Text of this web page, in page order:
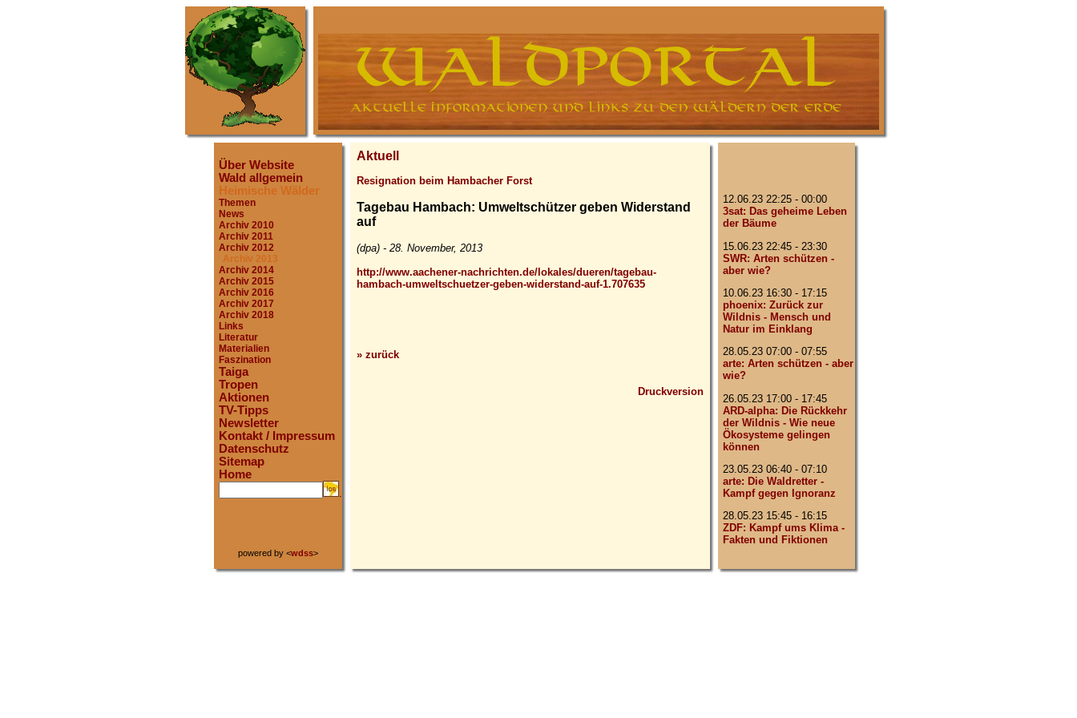
Über Website
Wald allgemein
Heimische Wälder
Themen
News
Archiv 2010
Archiv 2011
Archiv 2012
Archiv 2013
Archiv 2014
Archiv 2015
Archiv 2016
Archiv 2017
Archiv 2018
Links
Literatur
Materialien
Faszination
Taiga
Tropen
Aktionen
TV-Tipps
Newsletter
Kontakt / Impressum
Datenschutz
Sitemap
Home
.
powered by <wdss>
Aktuell
Resignation beim Hambacher Forst
Tagebau Hambach: Umweltschützer geben Widerstand
auf
(dpa) - 28. November, 2013
http://www.aachener-nachrichten.de/lokales/dueren/tagebau-
hambach-umweltschuetzer-geben-widerstand-auf-1.707635
» zurück
Druckversion
12.06.23 22:25 - 00:00
3sat: Das geheime Leben
der Bäume
15.06.23 22:45 - 23:30
SWR: Arten schützen -
aber wie?
10.06.23 16:30 - 17:15
phoenix: Zurück zur
Wildnis - Mensch und
Natur im Einklang
28.05.23 07:00 - 07:55
arte: Arten schützen - aber
wie?
26.05.23 17:00 - 17:45
ARD-alpha: Die Rückkehr
der Wildnis - Wie neue
Ökosysteme gelingen
können
23.05.23 06:40 - 07:10
arte: Die Waldretter -
Kampf gegen Ignoranz
28.05.23 15:45 - 16:15
ZDF: Kampf ums Klima -
Fakten und Fiktionen